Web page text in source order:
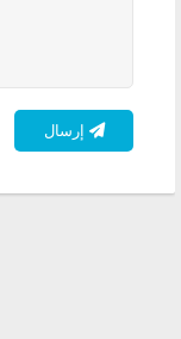
إرسال